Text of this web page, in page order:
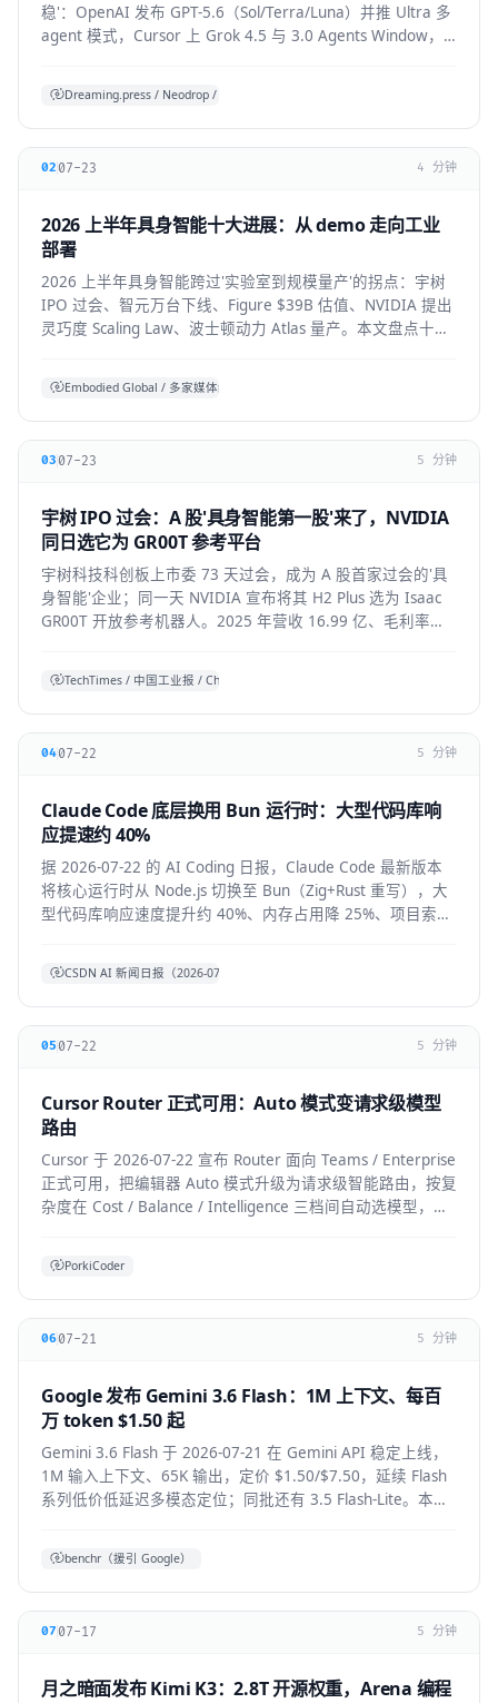
稳'：OpenAI 发布 GPT-5.6（Sol/Terra/Luna）并推 Ultra 多
agent 模式，Cursor 上 Grok 4.5 与 3.0 Agents Window，
Dreaming.press / Neodrop / SDD 综合
02 07-23 4 分钟
2026 上半年具身智能十大进展：从 demo 走向工业
部署
2026 上半年具身智能跨过'实验室到规模量产'的拐点：宇树
IPO 过会、智元万台下线、Figure $39B 估值、NVIDIA 提出
灵巧度 Scaling Law、波士顿动力 Atlas 量产。本文盘点十大
Embodied Global / 多家媒体综合
03 07-23 5 分钟
宇树 IPO 过会：A 股'具身智能第一股'来了，NVIDIA
同日选它为 GR00T 参考平台
宇树科技科创板上市委 73 天过会，成为 A 股首家过会的'具
身智能'企业；同一天 NVIDIA 宣布将其 H2 Plus 选为 Isaac
GR00T 开放参考机器人。2025 年营收 16.99 亿、毛利率
TechTimes / 中国工业报 / China Daily 综合
0407-22 5 分钟
Claude Code 底层换用 Bun 运行时：大型代码库响
应提速约 40%
据 2026-07-22 的 AI Coding 日报，Claude Code 最新版本
将核心运行时从 Node.js 切换至 Bun（Zig+Rust 重写），大
型代码库响应速度提升约 40%、内存占用降 25%、项目索引
CSDN AI 新闻日报（2026-07-22）
05 07-22 5 分钟
Cursor Router 正式可用：Auto 模式变请求级模型
路由
Cursor 于 2026-07-22 宣布 Router 面向 Teams / Enterprise
正式可用，把编辑器 Auto 模式升级为请求级智能路由，按复
杂度在 Cost / Balance / Intelligence 三档间自动选模型，降
PorkiCoder
0607-21 5 分钟
Google 发布 Gemini 3.6 Flash：1M 上下文、每百
万 token $1.50 起
Gemini 3.6 Flash 于 2026-07-21 在 Gemini API 稳定上线，
1M 输入上下文、65K 输出，定价 $1.50/$7.50，延续 Flash
系列低价低延迟多模态定位；同批还有 3.5 Flash-Lite。本文
benchr（援引 Google）
07 07-17 5 分钟
月之暗面发布 Kimi K3：2.8T 开源权重，Arena 编程